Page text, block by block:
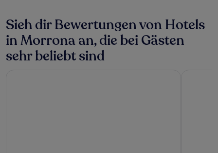
Sieh dir Bewertungen von Hotels
in Morrona an, die bei Gästen
sehr beliebt sind